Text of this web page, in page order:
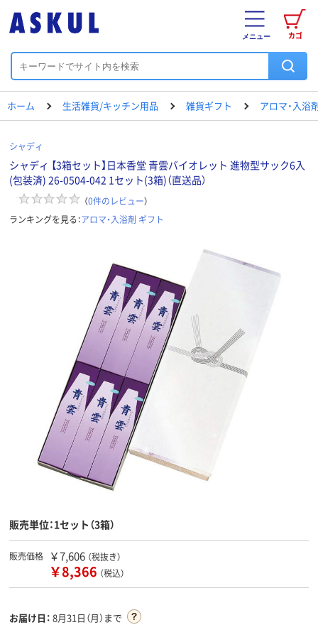
カゴ
メニュー
ホーム 生活雑貨/キッチン用品 雑貨ギフト アロマ・入浴
シャディ
シャディ 【3箱セット】日本香堂 青雲バイオレット 進物型サック6入
(包装済) 26-0504-042 1セット(3箱)（直送品）
（0件のレビュー）
ランキングを見る：アロマ・入浴剤 ギフト
販売単位：1セット（3箱）
販売価格 ￥7,606 （税抜き）
￥8,366 （税込）
お届け日： 8月31日（月）まで